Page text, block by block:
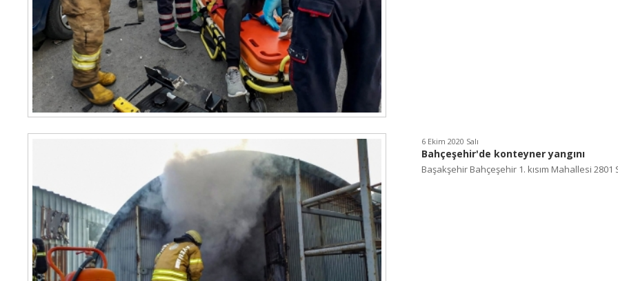
6 Ekim 2020 Salı
Bahçeşehir'de konteyner yangını
Başakşehir Bahçeşehir 1. kısım Mahallesi 2801